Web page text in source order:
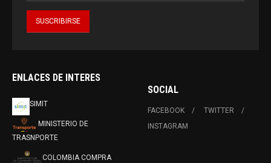
ENLACES DE INTERES
SIMIT
MINISTERIO DE
TRASNPORTE
COLOMBIA COMPRA
SOCIAL
FACEBOOK
TWITTER
INSTAGRAM